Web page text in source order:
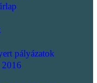
pályázatok
2016